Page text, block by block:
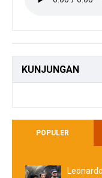
KUNJUNGAN
POPULER